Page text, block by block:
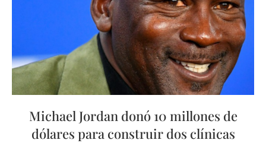
Michael Jordan donó 10 millones de
dólares para construir dos clínicas